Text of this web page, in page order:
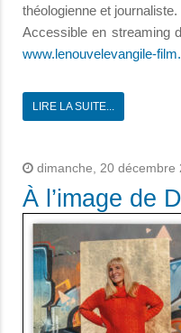
théologienne et journaliste.
Accessible en streaming
www.lenouvelevangile-
LIRE LA SUITE...
dimanche, 20 décembre
À l’image de